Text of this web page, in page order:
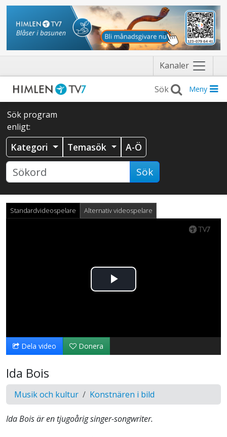
Kanaler Näytä
valikko
Meny
Sök program
enligt:
Kategori Temasök A-Ö
Sök
Standardvideospelare Alternativ videospelare
Spela
video
Dela video Donera
Ida Bois
Musik och kultur Konstnären i bild
Ida Bois är en tjugoårig singer-songwriter.